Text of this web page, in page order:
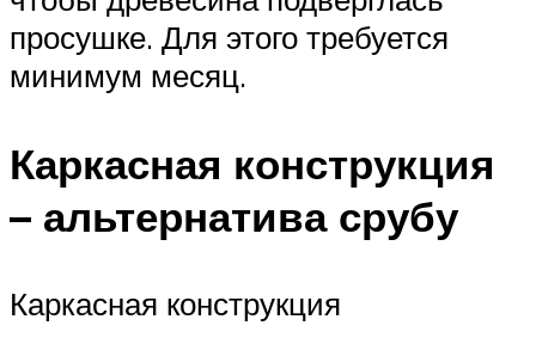
просушке. Для этого требуется
минимум месяц.
Каркасная конструкция
– альтернатива срубу
Каркасная конструкция